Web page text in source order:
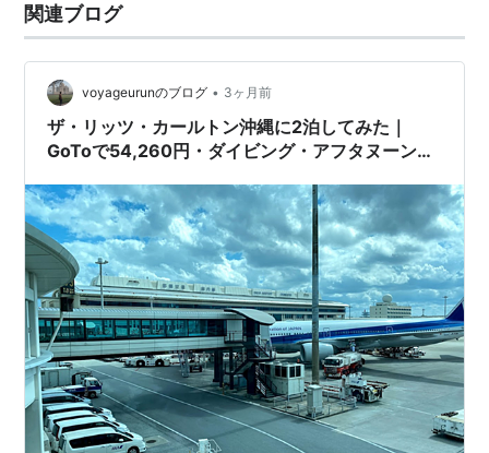
関連ブログ
voyageurunのブログ • 3ヶ月前
ザ・リッツ・カールトン沖縄に2泊してみた｜
GoToで54,260円・ダイビング・アフタヌーンテ
年10月・2人旅】